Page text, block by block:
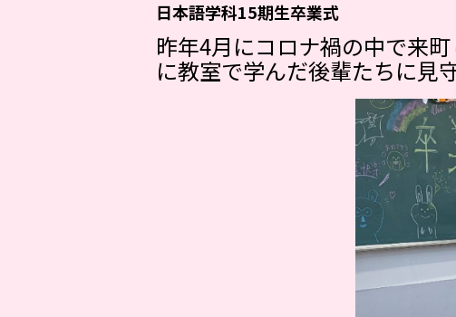
日本語学科15期生卒業式
昨年4月にコロナ禍の中で来
に教室で学んだ後輩たちに見